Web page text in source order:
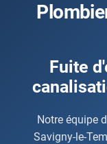
Fuite
Notre équipe
Savigny-le-